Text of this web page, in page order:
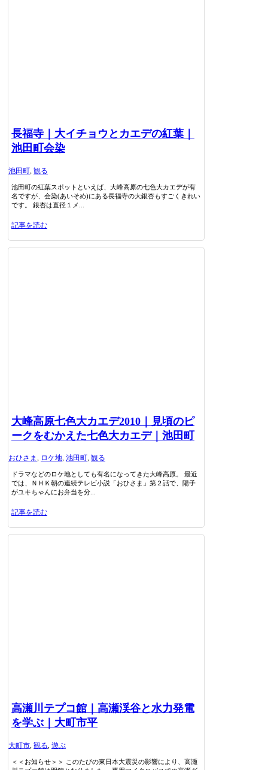
長福寺｜大イチョウとカエデの紅葉｜
池田町会染
池田町, 観る
池田町の紅葉スポットといえば、大峰高原の七色大カエデが有
名ですが、会染(あいそめ)にある長福寺の大銀杏もすごくきれい
です。 銀杏は直径１メ...
記事を読む
大峰高原七色大カエデ2010｜見頃のピ
ークをむかえた七色大カエデ｜池田町
おひさま , ロケ地, 池田町, 観る
ドラマなどのロケ地としても有名になってきた大峰高原。 最近
では、ＮＨＫ朝の連続テレビ小説「おひさま」第２話で、陽子
がユキちゃんにお弁当を分...
記事を読む
高瀬川テプコ館｜高瀬渓谷と水力発電
を学ぶ｜大町市平
大町市 観る 遊ぶ
＜＜お知らせ＞＞ このたびの東日本大震災の影響により、高瀬